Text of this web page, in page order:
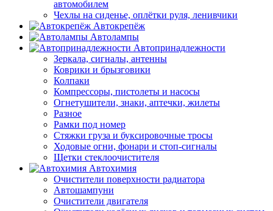
автомобилем
Чехлы на сиденье, оплётки руля, ленивчики
Автокрепёж
Автолампы
Автопринадлежности
Зеркала, сигналы, антенны
Коврики и брызговики
Колпаки
Компрессоры, пистолеты и насосы
Огнетушители, знаки, аптечки, жилеты
Разное
Рамки под номер
Стяжки груза и буксировочные тросы
Ходовые огни, фонари и стоп-сигналы
Щетки стеклоочистителя
Автохимия
Очистители поверхности радиатора
Автошампуни
Очистители двигателя